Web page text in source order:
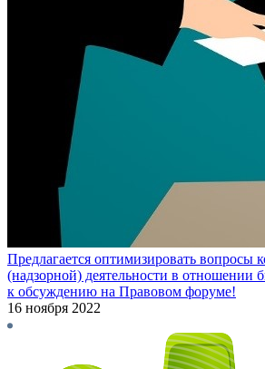
Предлагается оптимизировать вопросы
(надзорной) деятельности в отношении
к обсуждению на Правовом форуме!
16 ноября 2022